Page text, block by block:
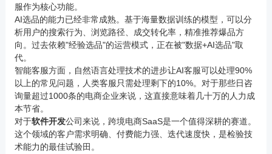
服作为核心功能。
AI选品的能力已经非常成熟。基于海量数据训练的模型，可以分
析用户的搜索行为、浏览路径、成交转化率，精准推荐爆品方
向。过去依赖"经验选品"的运营模式，正在被"数据+AI选品"取
代。
智能客服方面，自然语言处理技术的进步让AI客服可以处理90%
以上的常见问题，人类客服只需处理剩下的10%。对于那些日咨
询量超过1000条的电商企业来说，这直接意味着几十万的人力成
本节省。
对于软件开发公司来说，跨境电商SaaS是一个值得深耕的赛道。
这个领域的客户需求明确、付费能力强、迭代速度快，是检验技
术能力的最佳试验田。